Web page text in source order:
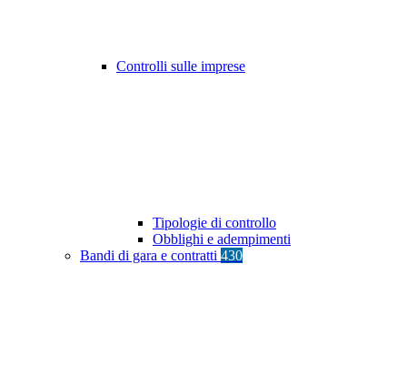
Controlli sulle imprese
Tipologie di controllo
Obblighi e adempimenti
Bandi di gara e contratti 430